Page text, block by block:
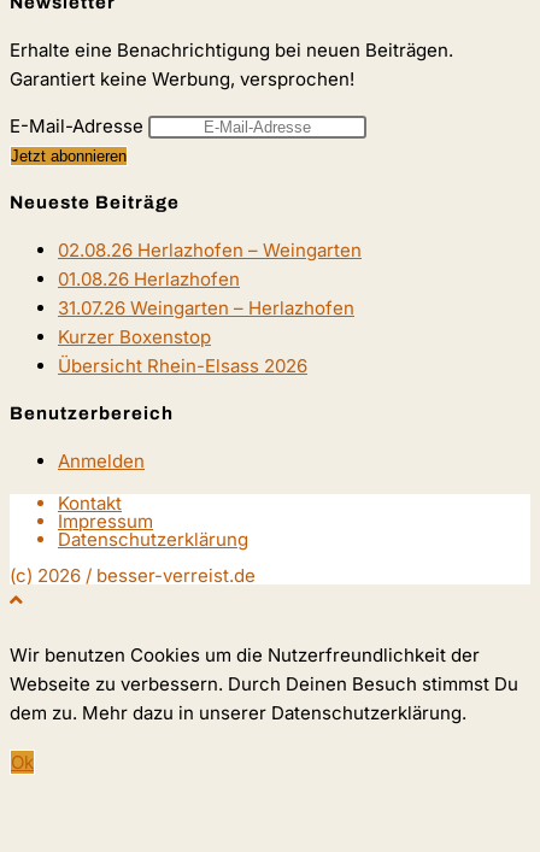
Erhalte eine Benachrichtigung bei neuen Beiträgen.
Garantiert keine Werbung, versprochen!
E-Mail-Adresse
Neueste Beiträge
02.08.26 Herlazhofen – Weingarten
01.08.26 Herlazhofen
31.07.26 Weingarten – Herlazhofen
Kurzer Boxenstop
Übersicht Rhein-Elsass 2026
Benutzerbereich
Anmelden
Kontakt
Impressum
Datenschutzerklärung
(c) 2026 / besser-verreist.de
Wir benutzen Cookies um die Nutzerfreundlichkeit der
Webseite zu verbessern. Durch Deinen Besuch stimmst Du
dem zu. Mehr dazu in unserer Datenschutzerklärung.
Ok